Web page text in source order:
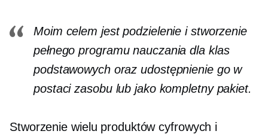
Moim celem jest podzielenie i stworzenie
pełnego programu nauczania dla klas
podstawowych oraz udostępnienie go w
postaci zasobu lub jako kompletny pakiet.
Stworzenie wielu produktów cyfrowych i